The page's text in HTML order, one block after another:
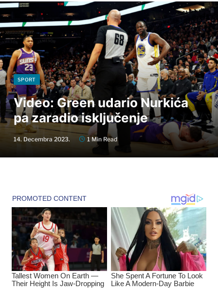
SPORT
Video: Green udario Nurkića
pa zaradio isključenje
14. Decembra 2023. 1 Min Read